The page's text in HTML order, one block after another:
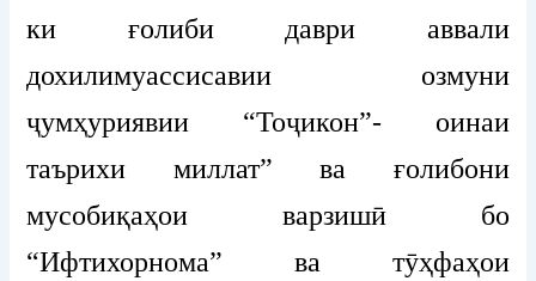
ки ғолиби даври аввали
дохилимуассисавии озмуни
ҷумҳуриявии “Тоҷикон”- оинаи
таърихи миллат” ва ғолибони
мусобиқаҳои варзишӣ бо
“Ифтихорнома” ва тӯҳфаҳои